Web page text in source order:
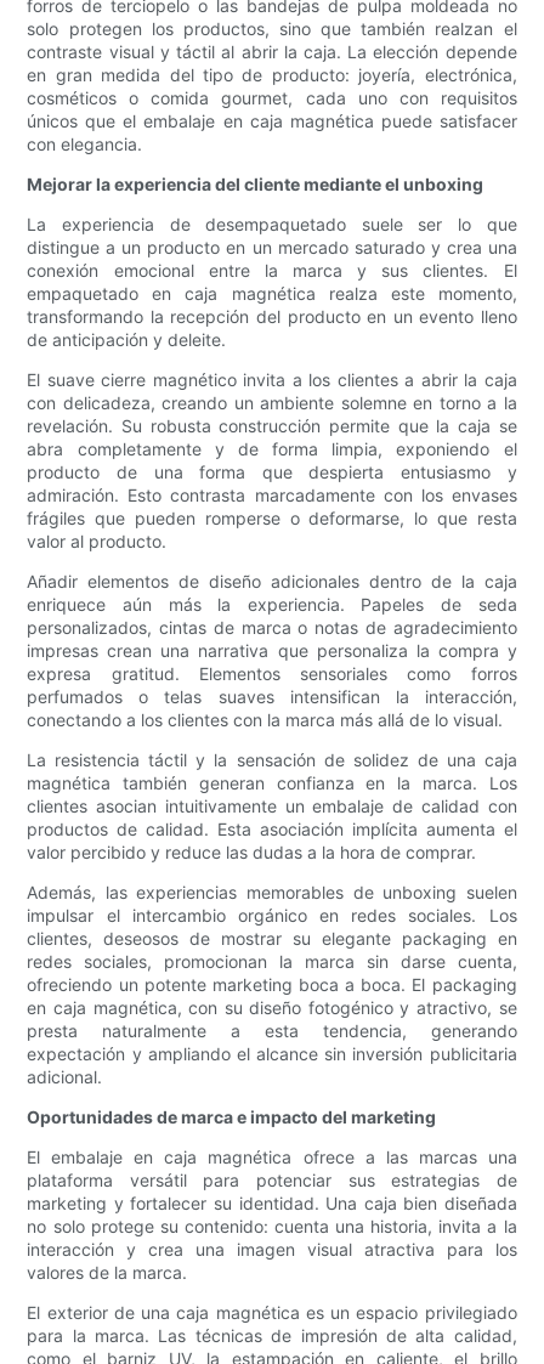
forros de terciopelo o las bandejas de pulpa moldeada no
solo protegen los productos, sino que también realzan el
contraste visual y táctil al abrir la caja. La elección depende
en gran medida del tipo de producto: joyería, electrónica,
cosméticos o comida gourmet, cada uno con requisitos
únicos que el embalaje en caja magnética puede satisfacer
con elegancia.
Mejorar la experiencia del cliente mediante el unboxing
La experiencia de desempaquetado suele ser lo que
distingue a un producto en un mercado saturado y crea una
conexión emocional entre la marca y sus clientes. El
empaquetado en caja magnética realza este momento,
transformando la recepción del producto en un evento lleno
de anticipación y deleite.
El suave cierre magnético invita a los clientes a abrir la caja
con delicadeza, creando un ambiente solemne en torno a la
revelación. Su robusta construcción permite que la caja se
abra completamente y de forma limpia, exponiendo el
producto de una forma que despierta entusiasmo y
admiración. Esto contrasta marcadamente con los envases
frágiles que pueden romperse o deformarse, lo que resta
valor al producto.
Añadir elementos de diseño adicionales dentro de la caja
enriquece aún más la experiencia. Papeles de seda
personalizados, cintas de marca o notas de agradecimiento
impresas crean una narrativa que personaliza la compra y
expresa gratitud. Elementos sensoriales como forros
perfumados o telas suaves intensifican la interacción,
conectando a los clientes con la marca más allá de lo visual.
La resistencia táctil y la sensación de solidez de una caja
magnética también generan confianza en la marca. Los
clientes asocian intuitivamente un embalaje de calidad con
productos de calidad. Esta asociación implícita aumenta el
valor percibido y reduce las dudas a la hora de comprar.
Además, las experiencias memorables de unboxing suelen
impulsar el intercambio orgánico en redes sociales. Los
clientes, deseosos de mostrar su elegante packaging en
redes sociales, promocionan la marca sin darse cuenta,
ofreciendo un potente marketing boca a boca. El packaging
en caja magnética, con su diseño fotogénico y atractivo, se
presta naturalmente a esta tendencia, generando
expectación y ampliando el alcance sin inversión publicitaria
adicional.
Oportunidades de marca e impacto del marketing
El embalaje en caja magnética ofrece a las marcas una
plataforma versátil para potenciar sus estrategias de
marketing y fortalecer su identidad. Una caja bien diseñada
no solo protege su contenido: cuenta una historia, invita a la
interacción y crea una imagen visual atractiva para los
valores de la marca.
El exterior de una caja magnética es un espacio privilegiado
para la marca. Las técnicas de impresión de alta calidad,
como el barniz UV, la estampación en caliente, el brillo